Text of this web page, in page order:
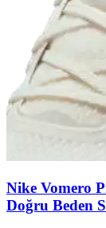
Nike Vomero
Doğru Beden